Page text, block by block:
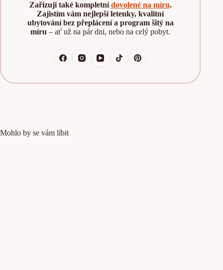
Zařizuji také kompletnídovolené na míru.
Zajistím vám nejlepší letenky, kvalitní
ubytování bez přeplácení a program šitý na
míru – ať už na pár dni, nebo na celý pobyt.
Mohlo by se vám líbit